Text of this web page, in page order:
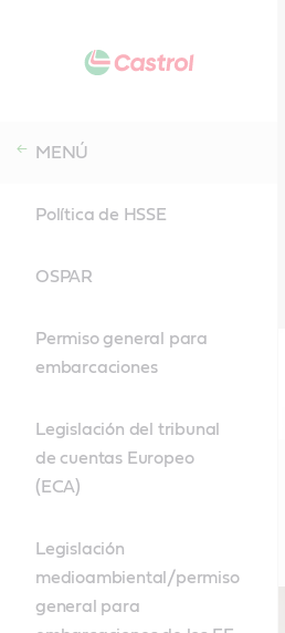
MENÚ
Política de HSSE
OSPAR
Permiso general para
embarcaciones
Legislación del tribunal
de cuentas Europeo
(ECA)
Legislación
medioambiental/permiso
general para